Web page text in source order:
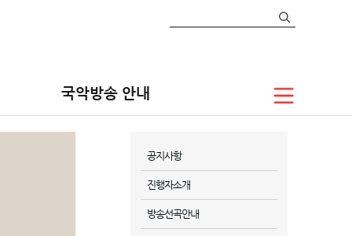
국악방송 안내
공지사항
진행자소개
방송선곡안내